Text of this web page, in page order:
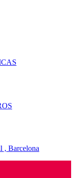
, Barcelona